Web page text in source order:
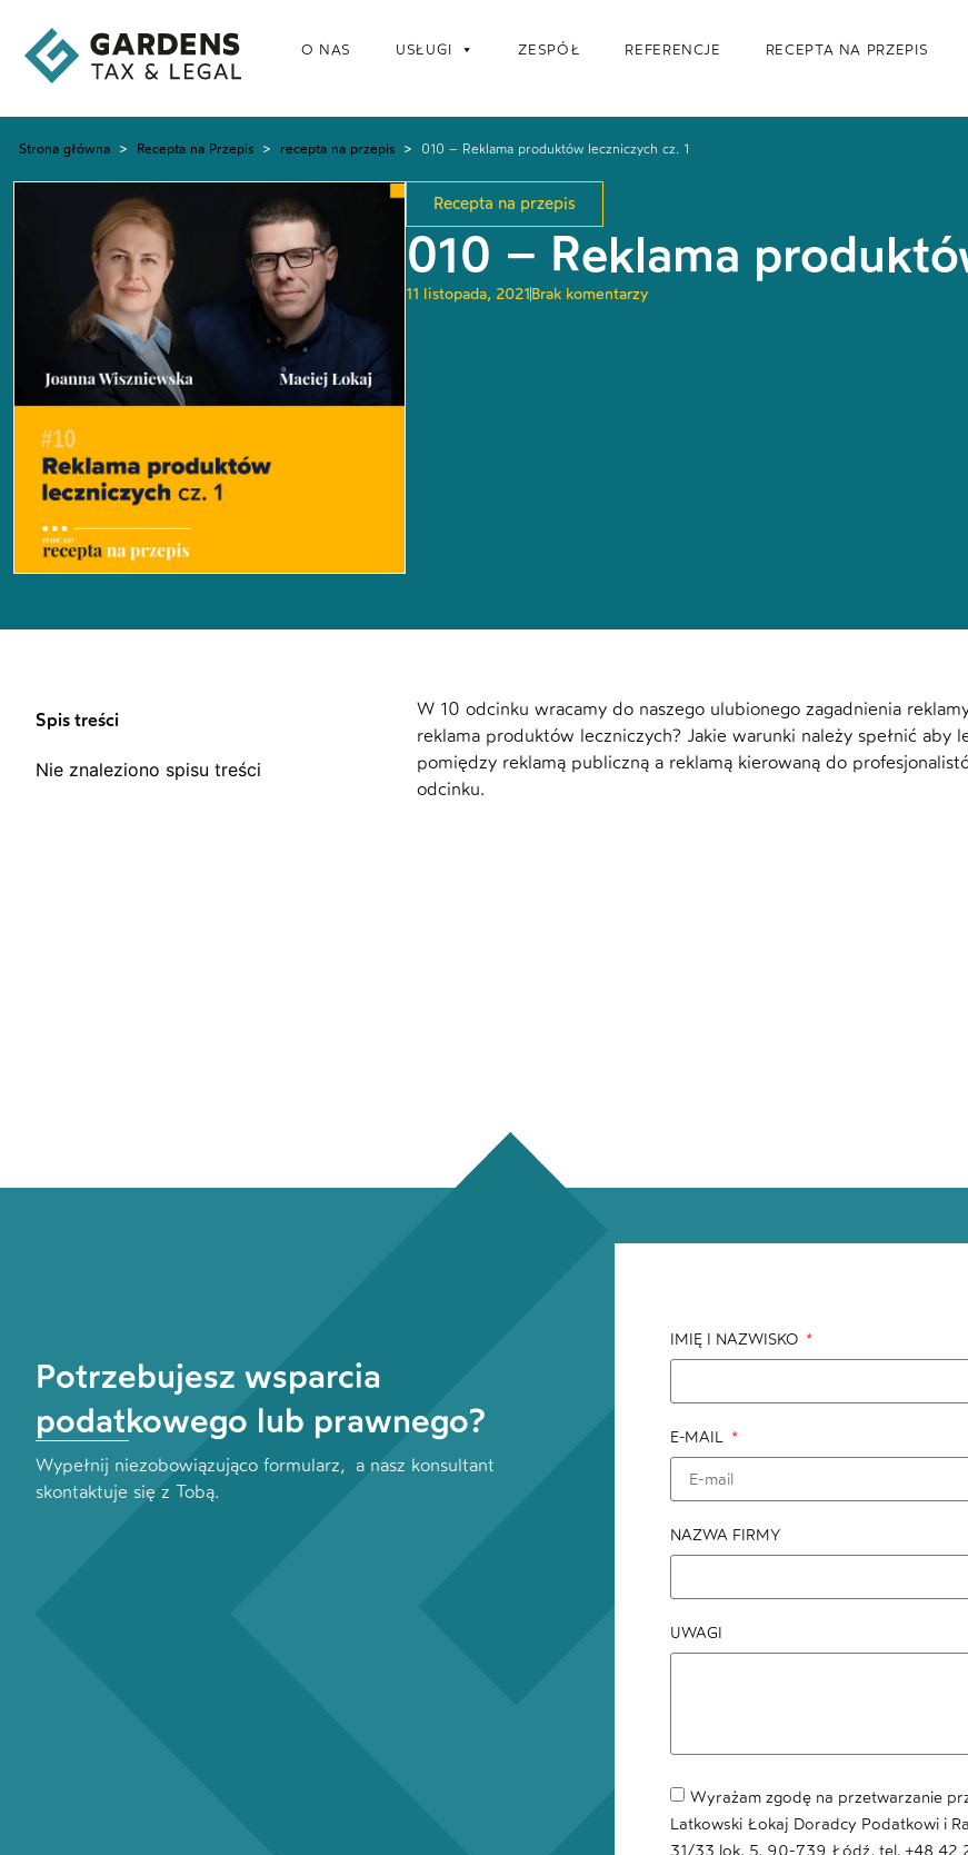
O NAS USŁUGI ZESPÓŁ REFERENCJE RECEPTA NA PRZEPIS
Strona główna > Recepta na Przepis > recepta na przepis > 010 – Reklama produktów leczniczych cz. 1
Recepta na przepis
010 – Reklama
11 listopada, 2021Brak komentarzy
Spis treści
Nie znaleziono spisu treści
W 10 odcinku wracamy do naszego ulubionego zagadnienia
reklama produktów leczniczych? Jakie warunki należy spełnić
pomiędzy reklamą publiczną a reklamą kierowaną do
odcinku.
Potrzebujesz wsparcia
podatkowego lub prawnego?
Wypełnij niezobowiązująco formularz, a nasz konsultant
skontaktuje się z Tobą.
IMIĘ I NAZWISKO
E-MAIL
NAZWA FIRMY
UWAGI
Wyrażam zgodę na przetwarzanie
Latkowski Łokaj Doradcy Podatkowi i
31/33 lok. 5, 90-739 Łódź, tel. +48 42